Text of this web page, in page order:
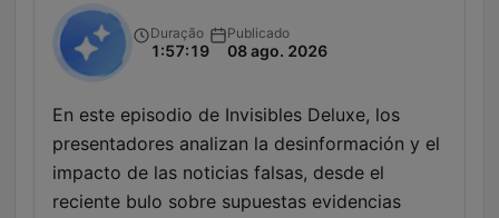
Duração
1:57:19
Publicado
08 ago. 2026
En este episodio de Invisibles Deluxe, los
presentadores analizan la desinformación y el
impacto de las noticias falsas, desde el
reciente bulo sobre supuestas evidencias